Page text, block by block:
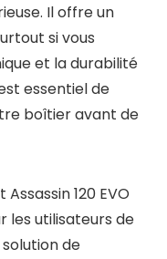
Il offre un
si vous
et la durabilité
essentiel de
boîtier avant de
120 EVO
les utilisateurs de
de